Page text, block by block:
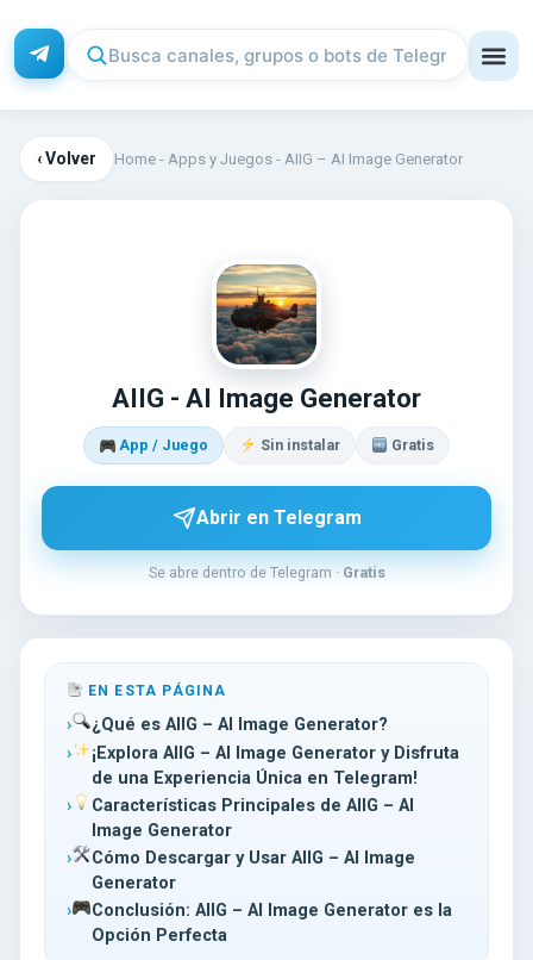
‹ Volver Home - Apps y Juegos - AIIG – AI Image Generator
AI
AIIG - AI Image Generator
App / Juego Sin instalar Gratis
Abrir en Telegram
Se abre dentro de Telegram · Gratis
EN ESTA PÁGINA
¿Qué es AIIG – AI Image Generator?
¡Explora AIIG – AI Image Generator y Disfruta
de una Experiencia Única en Telegram!
Características Principales de AIIG – AI
Image Generator
Cómo Descargar y Usar AIIG – AI Image
Generator
Conclusión: AIIG – AI Image Generator es la
Opción Perfecta